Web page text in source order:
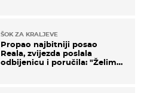
ŠOK ZA KRALJEVE
Propao najbitniji posao
Reala, zvijezda poslala
odbijenicu i poručila: "Želim